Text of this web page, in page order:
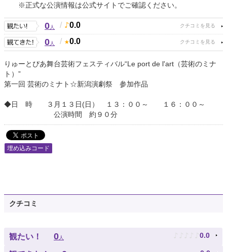
※正式な公演情報は公式サイトでご確認ください。
0人 / 0.0
0人 / 0.0
りゅーとぴあ舞台芸術フェスティバル“Le port de l'art（芸術のミナ
ト）”
第一回 芸術のミナト☆新潟演劇祭 参加作品
◆日 時 ３月１３日(日） １３：００～ １６：００～
公演時間 約９０分
埋め込みコード
クチコミ
観たい！ 0人 ♪ ♪ ♪ ♪ ♪ 0.0